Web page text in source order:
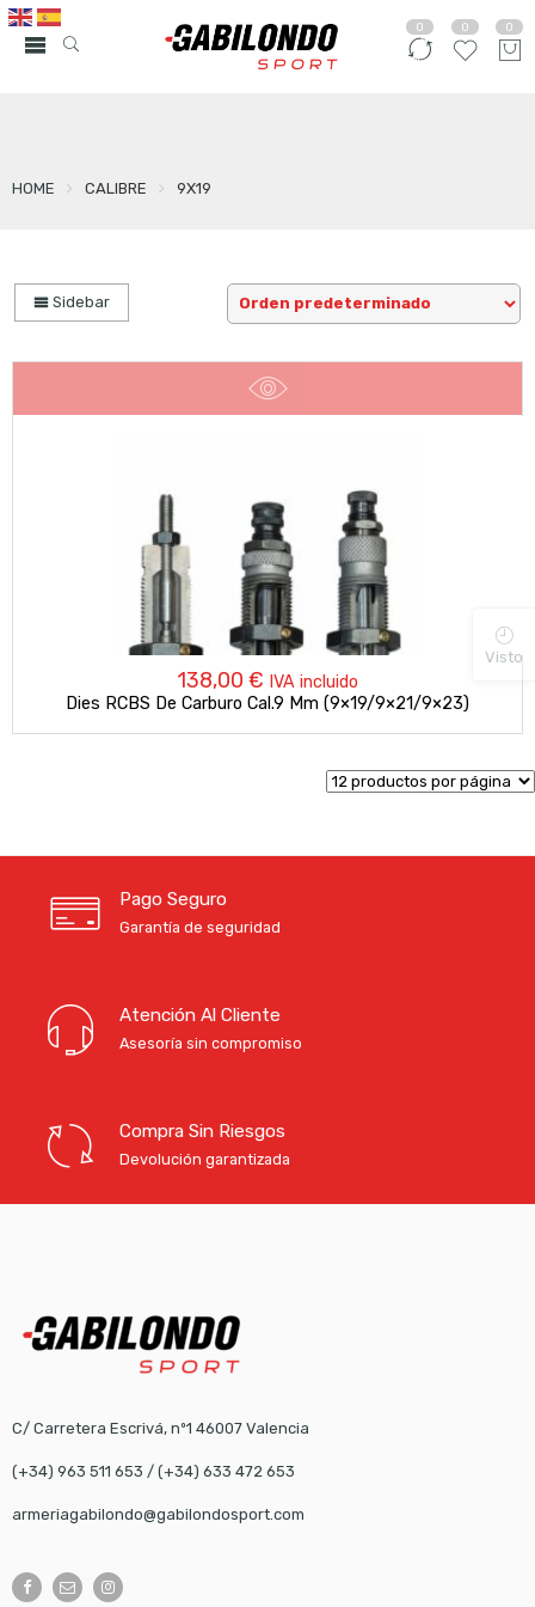
0 0 0
HOME CALIBRE 9X19
Sidebar
138,00 € IVA incluido
Dies RCBS De Carburo Cal.9 Mm (9×19/9×21/9×23)
Pago Seguro
Garantía de seguridad
Atención Al Cliente
Asesoría sin compromiso
Compra Sin Riesgos
Devolución garantizada
C/ Carretera Escrivá, nº1 46007 Valencia
(+34) 963 511 653 / (+34) 633 472 653
armeriagabilondo@gabilondosport.com
Visto